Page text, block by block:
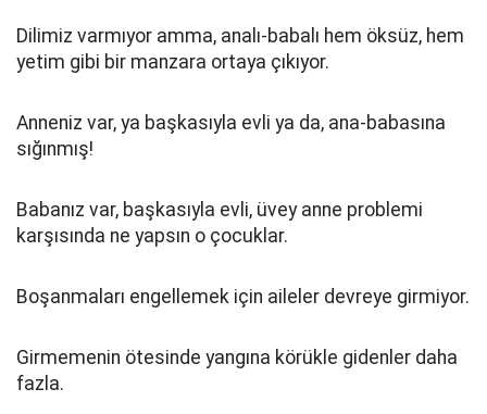
Dilimiz varmıyor amma, analı-babalı hem öksüz, hem
yetim gibi bir manzara ortaya çıkıyor.
Anneniz var, ya başkasıyla evli ya da, ana-babasına
sığınmış!
Babanız var, başkasıyla evli, üvey anne problemi
karşısında ne yapsın o çocuklar.
Boşanmaları engellemek için aileler devreye girmiyor.
Girmemenin ötesinde yangına körükle gidenler daha
fazla.